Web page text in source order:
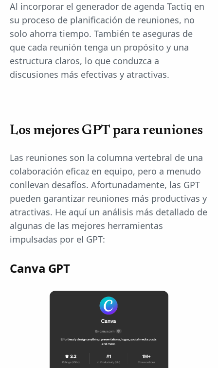
Al incorporar el generador de agenda Tactiq en
su proceso de planificación de reuniones, no
solo ahorra tiempo. También te aseguras de
que cada reunión tenga un propósito y una
estructura claros, lo que conduzca a
discusiones más efectivas y atractivas.
Los mejores GPT para reuniones
Las reuniones son la columna vertebral de una
colaboración eficaz en equipo, pero a menudo
conllevan desafíos. Afortunadamente, las GPT
pueden garantizar reuniones más productivas y
atractivas. He aquí un análisis más detallado de
algunas de las mejores herramientas
impulsadas por el GPT:
Canva GPT